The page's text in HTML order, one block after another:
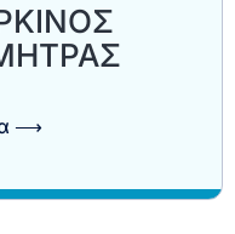
⟶